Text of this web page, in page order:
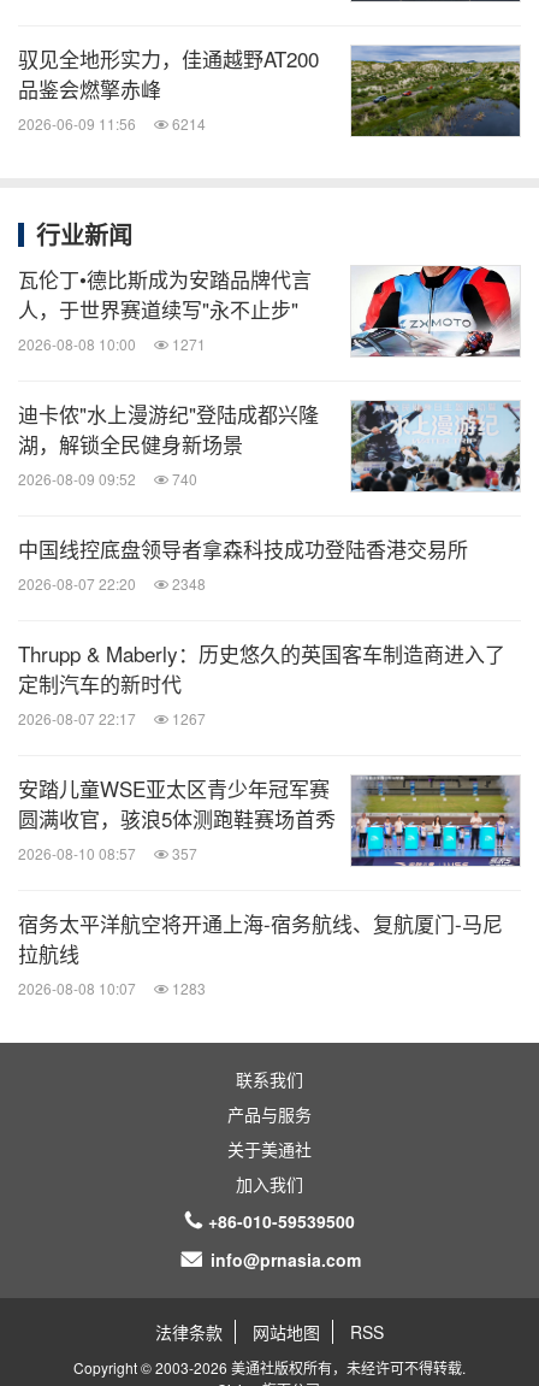
驭见全地形实力，佳通越野AT200
品鉴会燃擎赤峰
2026-06-09 11:56 6214
行业新闻
瓦伦丁•德比斯成为安踏品牌代言
人，于世界赛道续写"永不止步"
2026-08-08 10:00 1271
迪卡侬"水上漫游纪"登陆成都兴隆
湖，解锁全民健身新场景
2026-08-09 09:52 740
中国线控底盘领导者拿森科技成功登陆香港交易所
2026-08-07 22:20 2348
Thrupp & Maberly：历史悠久的英国客车制造商进入了
定制汽车的新时代
2026-08-07 22:17 1267
安踏儿童WSE亚太区青少年冠军赛
圆满收官，骇浪5体测跑鞋赛场首秀
2026-08-10 08:57 357
宿务太平洋航空将开通上海-宿务航线、复航厦门-马尼
拉航线
2026-08-08 10:07 1283
联系我们
产品与服务
关于美通社
加入我们
+86-010-59539500
info@prnasia.com
法律条款 网站地图 RSS
Copyright © 2003-2026 美通社版权所有，未经许可不得转载.